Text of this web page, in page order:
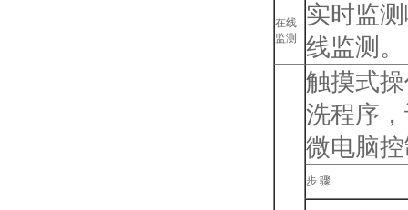
在线
监测
实时监
线监测。
触摸式
洗程序
微电脑
步 骤